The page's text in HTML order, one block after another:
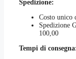
Spedizione:
Costo unico
Spedizione
100,00
Tempi di